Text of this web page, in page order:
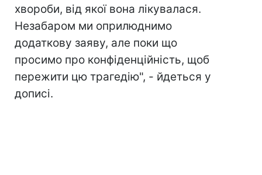
хвороби, від якої вона лікувалася.
Незабаром ми оприлюднимо
додаткову заяву, але поки що
просимо про конфіденційність, щоб
пережити цю трагедію", - йдеться у
дописі.